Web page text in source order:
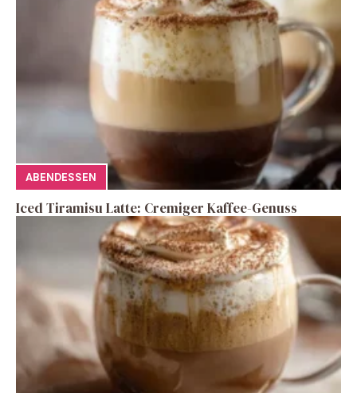
ABENDESSEN
Iced Tiramisu Latte: Cremiger Kaffee-Genuss